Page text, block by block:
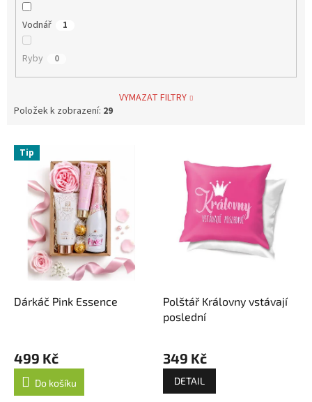
Vodnář 1
Ryby 0
VYMAZAT FILTRY
Položek k zobrazení: 29
V Tip
Dárkáč Pink Essence
499 Kč
Do košíku
Polštář Královny vstávají
poslední
349 Kč
DETAIL